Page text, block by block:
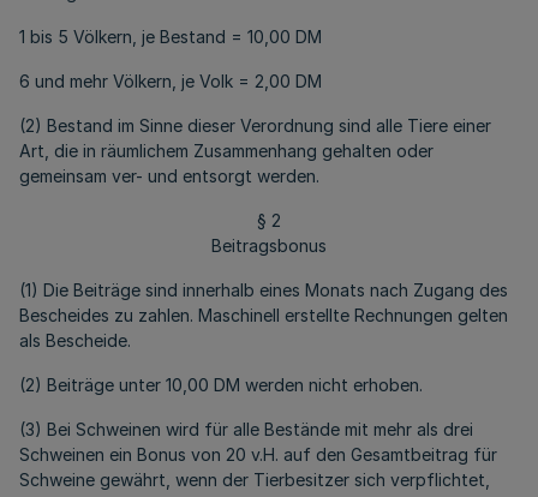
1 bis 5 Völkern, je Bestand = 10,00 DM
6 und mehr Völkern, je Volk = 2,00 DM
(2) Bestand im Sinne dieser Verordnung sind alle Tiere einer
Art, die in räumlichem Zusammenhang gehalten oder
gemeinsam ver- und entsorgt werden.
§ 2
Beitragsbonus
(1) Die Beiträge sind innerhalb eines Monats nach Zugang des
Bescheides zu zahlen. Maschinell erstellte Rechnungen gelten
als Bescheide.
(2) Beiträge unter 10,00 DM werden nicht erhoben.
(3) Bei Schweinen wird für alle Bestände mit mehr als drei
Schweinen ein Bonus von 20 v.H. auf den Gesamtbeitrag für
Schweine gewährt, wenn der Tierbesitzer sich verpflichtet,